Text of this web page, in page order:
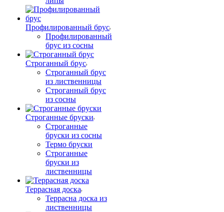
Профилированный брус
Профилированный
брус из сосны
Строганный брус
Строганный брус
из лиственницы
Строганный брус
из сосны
Строганные бруски
Строганные
бруски из сосны
Термо бруски
Строганные
бруски из
лиственницы
Террасная доска
Террасна доска из
лиственницы